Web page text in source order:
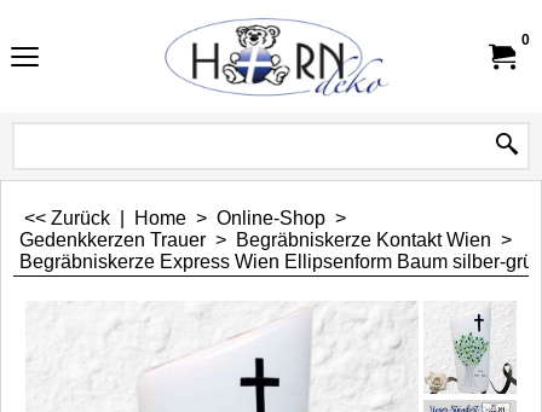
0
<< Zurück Home > Online-Shop >
Gedenkkerzen Trauer > Begräbniskerze Kontakt Wien >
Begräbniskerze Express Wien Ellipsenform Baum silber-